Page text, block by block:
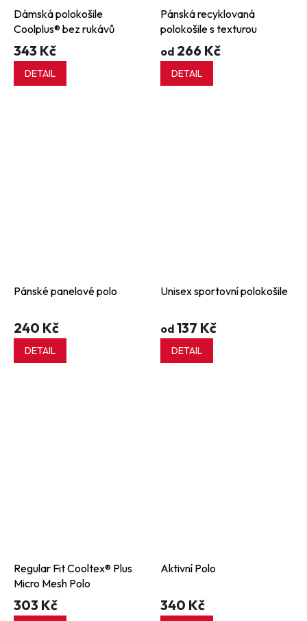
Dámská polokošile
Coolplus® bez rukávů
343 Kč
DETAIL
Pánská recyklovaná
polokošile s texturou
od 266 Kč
DETAIL
Pánské panelové polo
240 Kč
DETAIL
Unisex sportovní polokošile
od 137 Kč
DETAIL
Regular Fit Cooltex® Plus
Micro Mesh Polo
303 Kč
Aktivní Polo
340 Kč